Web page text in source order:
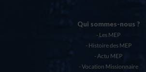
Qui sommes-nous ?
Les MEP
Histoire des MEP
Actu MEP
Vocation Missionnaire